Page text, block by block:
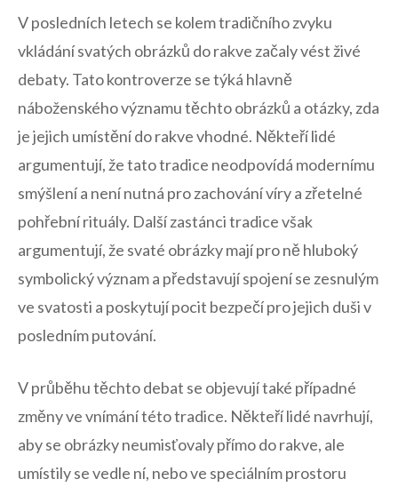
V posledních letech ⁤se ⁤kolem tradičního zvyku
vkládání⁣ svatých obrázků do rakve začaly‌ vést živé
⁤debaty. Tato ​kontroverze se týká hlavně
náboženského ⁤významu těchto obrázků a otázky, ‍zda‌
je‍ jejich umístění do rakve vhodné. ​Někteří lidé​
argumentují, že ‌tato tradice ‍neodpovídá​ modernímu
smýšlení a není⁣ nutná pro zachování⁤ víry a‍ zřetelné ​
pohřební ⁣rituály. Další zastánci tradice‌ však⁣
argumentují, že svaté obrázky mají pro ně hluboký
symbolický význam a představují spojení se zesnulým
ve svatosti a poskytují‌ pocit bezpečí ​pro jejich duši v
posledním putování.
V ‌průběhu těchto debat⁤ se‌ objevují také případné
změny⁢ ve⁤ vnímání ‍této‍ tradice. Někteří lidé navrhují,
aby se obrázky neumisťovaly přímo do rakve, ale
umístily se ‍vedle ní, ‍nebo ve speciálním prostoru‍